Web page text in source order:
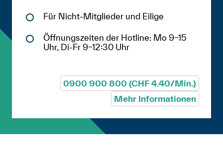
Für Nicht-Mitglieder und Eilige
Öffnungszeiten der Hotline: Mo 9–15
Uhr, Di-Fr 9–12:30 Uhr
0900 900 800 (CHF 4.40/Min.)
Mehr Informationen